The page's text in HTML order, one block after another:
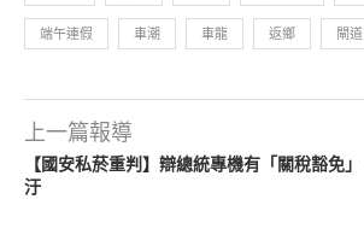
端午連假 車潮 車龍 返鄉 閘道
上一篇報導
【國安私菸重判】辯總統專機有「關稅豁免
汙